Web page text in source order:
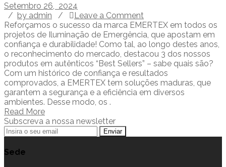
Setembro 26, 2024
/ by admin /
Leave a Comment
Reforçamos o sucesso da marca EMERTEX em todos os
projetos de Iluminação de Emergência, que apostam em
confiança e durabilidade! Como tal, ao longo destes anos,
o reconhecimento do mercado, destacou 3 dos nossos
produtos em autênticos “Best Sellers” – sabe quais são?
Com um histórico de confiança e resultados
comprovados, a EMERTEX tem soluções maduras, que
garantem a segurança e a eficiência em diversos
ambientes. Desse modo, os .
Read More
Subscreva a nossa newsletter
Sede